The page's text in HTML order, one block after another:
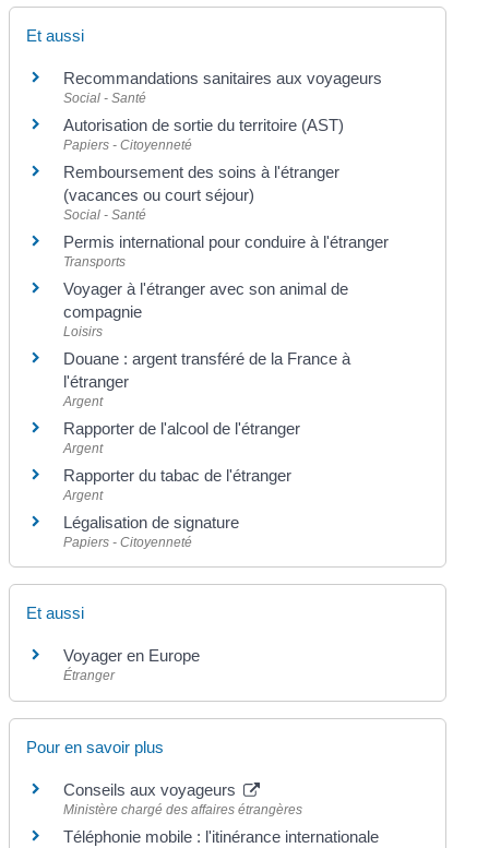
Et aussi
Recommandations sanitaires aux voyageurs
Social - Santé
Autorisation de sortie du territoire (AST)
Papiers - Citoyenneté
Remboursement des soins à l'étranger
(vacances ou court séjour)
Social - Santé
Permis international pour conduire à l'étranger
Transports
Voyager à l'étranger avec son animal de
compagnie
Loisirs
Douane : argent transféré de la France à
l'étranger
Argent
Rapporter de l'alcool de l'étranger
Argent
Rapporter du tabac de l'étranger
Argent
Légalisation de signature
Papiers - Citoyenneté
Et aussi
Voyager en Europe
Étranger
Pour en savoir plus
Conseils aux voyageurs
Ministère chargé des affaires étrangères
Téléphonie mobile : l'itinérance internationale